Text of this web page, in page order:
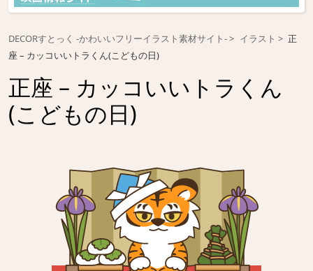
DECORすとっく -かわいいフリーイラスト素材サイト- イラスト
正
座 – カッコいいトラくん(こどもの日)
正座 – カッコいいトラくん
(こどもの日)